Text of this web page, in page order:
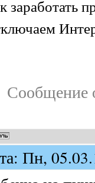
заработать
Сообщение
Пн,